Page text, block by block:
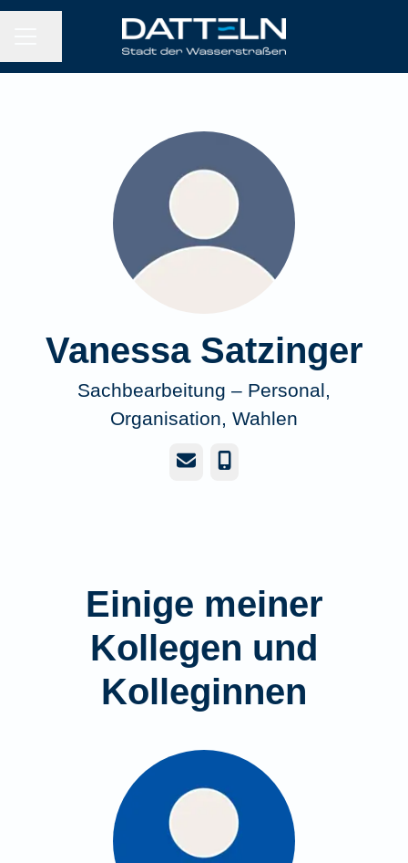
KARRIEREMENÜ
Vanessa Satzinger
Sachbearbeitung – Personal,
Organisation, Wahlen
E-Mail
Einige meiner
Kollegen und
Kolleginnen